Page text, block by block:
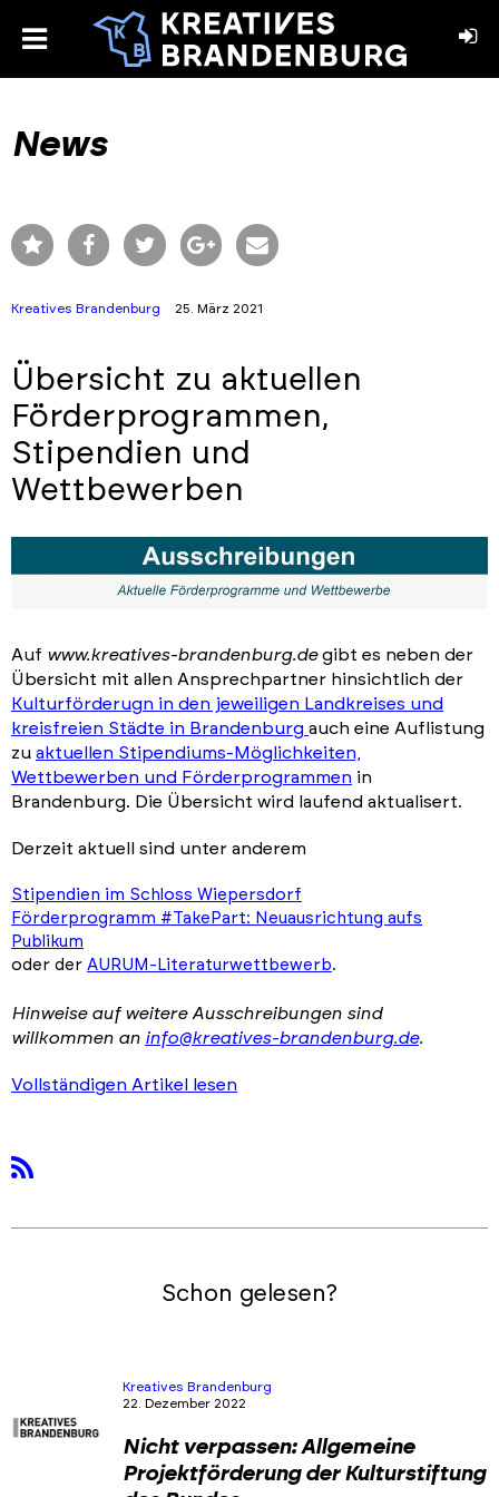
toggle
News
Kreatives Brandenburg 25. März 2021
Übersicht zu aktuellen
Förderprogrammen,
Stipendien und
Wettbewerben
Auf www.kreatives-brandenburg.degibt es neben der
Übersicht mit allen Ansprechpartner hinsichtlich der
Kulturförderugn in den jeweiligen Landkreises und
kreisfreien Städte in Brandenburg auch eine Auflistung
zu aktuellen Stipendiums-Möglichkeiten,
Wettbewerben und Förderprogrammen in
Brandenburg. Die Übersicht wird laufend aktualisert.
Derzeit aktuell sind unter anderem
Stipendien im Schloss Wiepersdorf
Förderprogramm #TakePart: Neuausrichtung aufs
Publikum
oder der AURUM-Literaturwettbewerb.
Hinweise auf weitere Ausschreibungen sind
willkommen an info@kreatives-brandenburg.de.
Vollständigen Artikel lesen
Schon gelesen?
Kreatives Brandenburg
22. Dezember 2022
Nicht verpassen: Allgemeine
Projektförderung der Kulturstiftung